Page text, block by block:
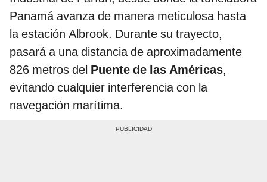
Panamá avanza de manera meticulosa hasta
la estación Albrook. Durante su trayecto,
pasará a una distancia de aproximadamente
826 metros del Puente de las Américas,
evitando cualquier interferencia con la
navegación marítima.